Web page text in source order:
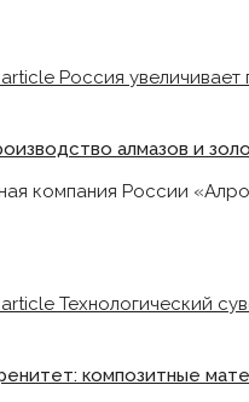
алмазов и
компания России
композитные